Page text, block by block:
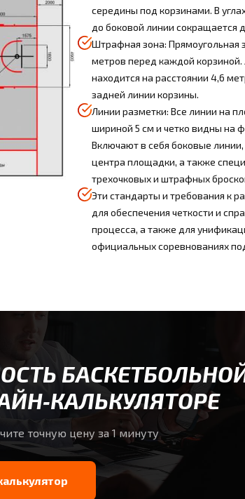
середины под корзинами. В
до боковой линии сокращается
Штрафная зона: Прямоугольная
метров перед каждой
находится на расстоянии 4,6
задней линии корзины.
Линии разметки: Все линии на
шириной 5 см и четко видны на
Включают в себя боковые
центра площадки, а также
трехочковых и штрафных
Эти стандарты и требования к
для обеспечения четкости и
процесса, а также для
официальных соревнованиях
точную цену за 1 минуту